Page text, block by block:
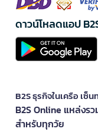
ดาวน์โหลดแอป
B2S ธุรกิจในเครือ เซ็
B2S Online แหล่งร
สำหรับทุกวัย